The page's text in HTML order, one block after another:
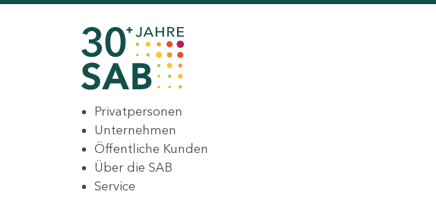
Privatpersonen
Unternehmen
Öffentliche Kunden
Über die SAB
Service